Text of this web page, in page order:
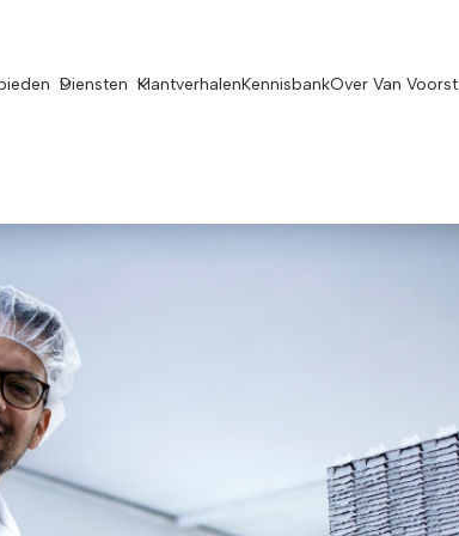
Diensten KlantverhalenKennisbankOver Van Voorst